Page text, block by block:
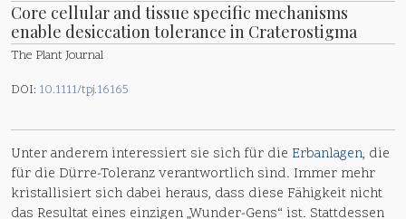
Core cellular and tissue specific mechanisms
enable desiccation tolerance in Craterostigma
The Plant Journal
DOI: 10.1111/tpj.16165
Unter anderem interessiert sie sich für die Erbanlagen, die
für die Dürre-Toleranz verantwortlich sind. Immer mehr
kristallisiert sich dabei heraus, dass diese Fähigkeit nicht
das Resultat eines einzigen „Wunder-Gens“ ist. Stattdessen